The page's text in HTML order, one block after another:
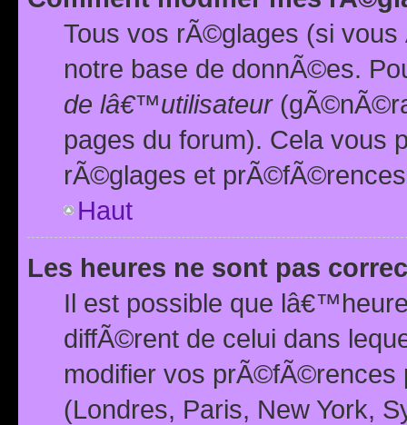
Tous vos rÃ©glages (si
notre base de donnÃ©es.
de lâ€™utilisateur
pages du forum). Cela vous
rÃ©glages et
Haut
Les heures ne sont pas
Il est possible que
diffÃ©rent de celui dans
modifier vos prÃ©fÃ©rences
(Londres, Paris, New York,